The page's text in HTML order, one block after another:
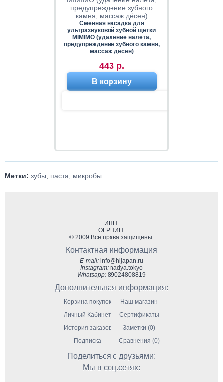
Сменная насадка для
ультразвуковой зубной щетки
MIMIMO (удаление налёта,
предупреждение зубного камня,
массаж дёсен)
443 р.
В корзину
Метки: зубы паста микробы
.
ИНН:
ОГРНИП:
© 2009 Все права защищены.
Контактная информация
E-mail: info@hijapan.ru
Instagram: nadya.tokyo
Whatsapp: 89024808819
Дополнительная информация:
Корзина покупок
Личный Кабинет
История заказов
Подписка
Наш магазин
Сертификаты
Заметки (0)
Сравнения (0)
Поделиться с друзьями:
Мы в соц.сетях: